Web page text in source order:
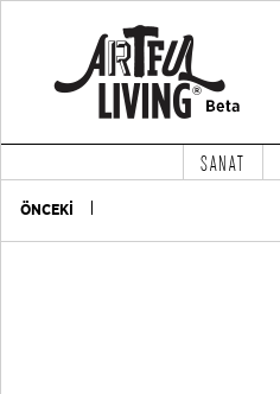
SANAT
ÖNCEKİ